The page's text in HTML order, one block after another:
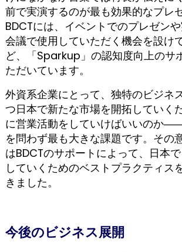
前で実演するのが最も効果的なプレ
BDCTには、イベントでのプレゼン
会議で使用していただく機会を設け
ど、「Sparkup」の認知度向上のサ
ただいています。
外資系企業にとって、独特のビジネ
つ日本で新たな市場を開拓していく
に営業活動をしていけばいいのか
を問わず最も大きな課題です。その
はBDCTのサポートによって、日本
していくためのベストプラクティス
きました。
今後のビジネス展開